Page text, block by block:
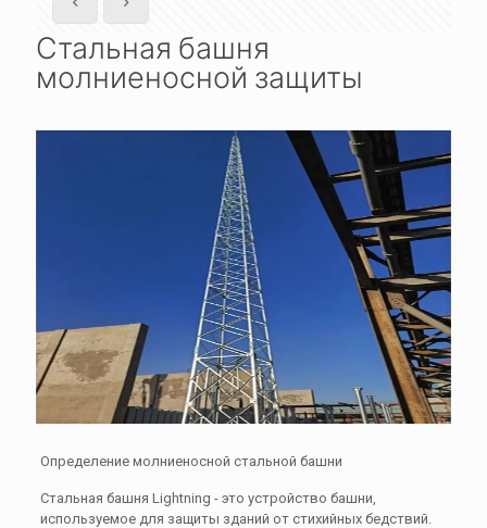
Стальная башня
молниеносной защиты
Определение молниеносной стальной башни
Стальная башня Lightning - это устройство башни,
используемое для защиты зданий от стихийных бедствий.